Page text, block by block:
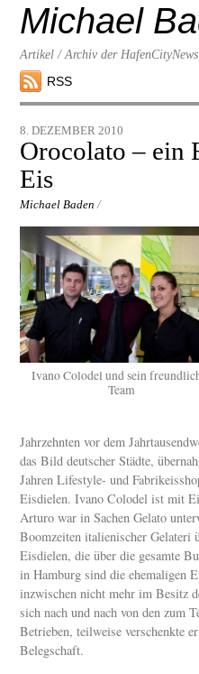
contentMichael
Artikel / Archiv der HafenCityNews
RSS
8. DEZEMBER 2010
Orocolato – ein
Eis
Michael Baden /
Ivano Colodel und sein
Team
Jahrzehnten vor dem
das Bild deutscher Städte,
Jahren Lifestyle- und
Eisdielen. Ivano Colodel ist mit
Arturo war in Sachen Gelato
Boomzeiten italienischer Gelateri
Eisdielen, die über die gesamte
in Hamburg sind die ehemaligen
inzwischen nicht mehr im Besitz
sich nach und nach von den zum
Betrieben, teilweise verschenkte
Belegschaft.